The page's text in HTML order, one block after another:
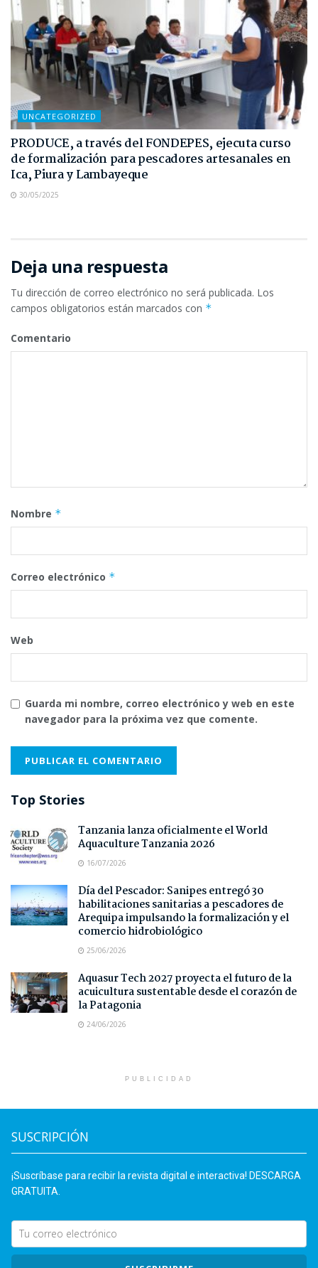
UNCATEGORIZED
PRODUCE, a través del FONDEPES, ejecuta curso
de formalización para pescadores artesanales en
Ica, Piura y Lambayeque
30/05/2025
Deja una respuesta
Tu dirección de correo electrónico no será publicada. Los
campos obligatorios están marcados con *
Comentario
Nombre *
Correo electrónico *
Web
Guarda mi nombre, correo electrónico y web en este
navegador para la próxima vez que comente.
Top Stories
Tanzania lanza oficialmente el World
Aquaculture Tanzania 2026
16/07/2026
Día del Pescador: Sanipes entregó 30
habilitaciones sanitarias a pescadores de
Arequipa impulsando la formalización y el
comercio hidrobiológico
25/06/2026
Aquasur Tech 2027 proyecta el futuro de la
acuicultura sustentable desde el corazón de
la Patagonia
24/06/2026
PUBLICIDAD
SUSCRIPCIÓN
¡Suscríbase para recibir la revista digital e interactiva! DESCARGA
GRATUITA.